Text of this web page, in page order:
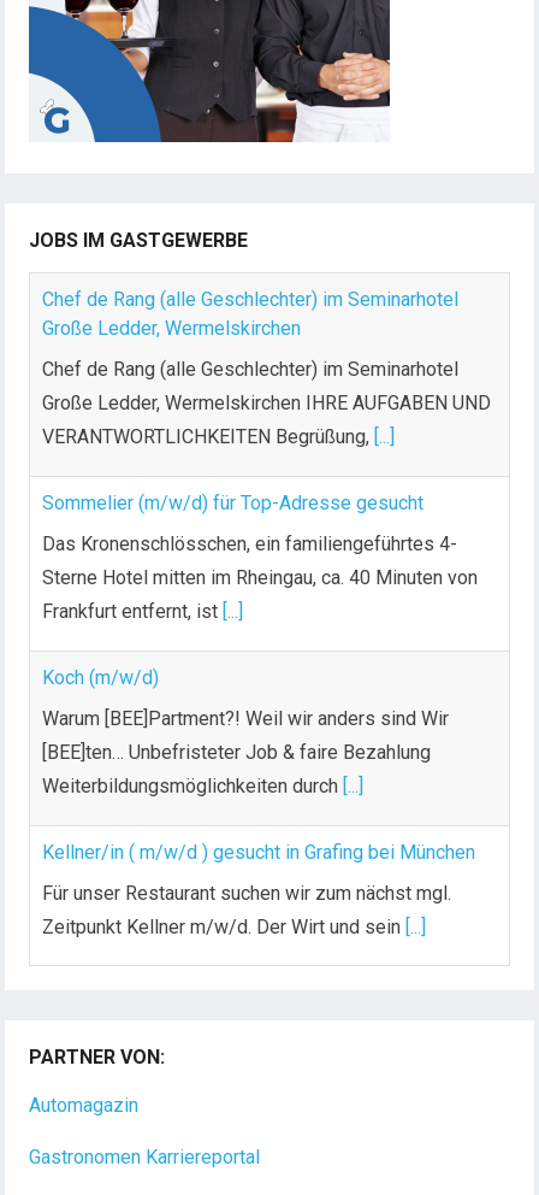
JOBS IM GASTGEWERBE
Chef de Rang (alle Geschlechter) im Seminarhotel
Große Ledder, Wermelskirchen
Chef de Rang (alle Geschlechter) im Seminarhotel
Große Ledder, Wermelskirchen IHRE AUFGABEN UND
VERANTWORTLICHKEITEN Begrüßung, [...]
Sommelier (m/w/d) für Top-Adresse gesucht
Das Kronenschlösschen, ein familiengeführtes 4-
Sterne Hotel mitten im Rheingau, ca. 40 Minuten von
Frankfurt entfernt, ist [...]
Koch (m/w/d)
Warum [BEE]Partment?! Weil wir anders sind Wir
[BEE]ten… Unbefristeter Job & faire Bezahlung
Weiterbildungsmöglichkeiten durch [...]
Kellner/in ( m/w/d ) gesucht in Grafing bei München
Für unser Restaurant suchen wir zum nächst mgl.
Zeitpunkt Kellner m/w/d. Der Wirt und sein [...]
Dein Arbeitsplatz mit Urlaubsfeeling Chef de Rang
(m/w/d) Du bist Gastgeber aus Leidenschaft und
PARTNER VON:
Automagazin
Gastronomen Karriereportal